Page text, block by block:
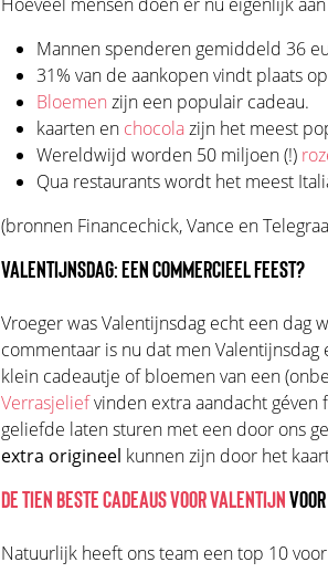
Mannen spenderen gemiddeld 36
31% van de aankopen vindt plaats
Bloemen zijn een populair cadeau.
kaarten en chocolazijn het meest
Wereldwijd worden 50 miljoen (!)
Qua restaurants wordt het meest
(bronnen Financechick, Vance en
VALENTIJNSDAG: EEN COMMERCIEEL FEEST?
Vroeger was Valentijnsdag echt een dag
commentaar is nu dat men
klein cadeautje of bloemen van een
Verrasjeliefvinden extra aandacht géven
geliefde laten sturen met een door ons
extra origineel kunnen zijn door het
DE TIEN BESTE CADEAUS VOOR VALENTIJN
Natuurlijk heeft ons team een top 10